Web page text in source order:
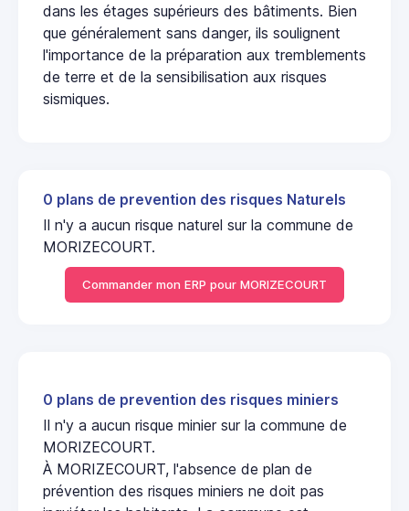
dans les étages supérieurs des bâtiments. Bien
que généralement sans danger, ils soulignent
l'importance de la préparation aux tremblements
de terre et de la sensibilisation aux risques
sismiques.
0 plans de prevention des risques Naturels
Il n'y a aucun risque naturel sur la commune de
MORIZECOURT.
Commander mon ERP pour MORIZECOURT
0 plans de prevention des risques miniers
Il n'y a aucun risque minier sur la commune de
MORIZECOURT.
À MORIZECOURT, l'absence de plan de
prévention des risques miniers ne doit pas